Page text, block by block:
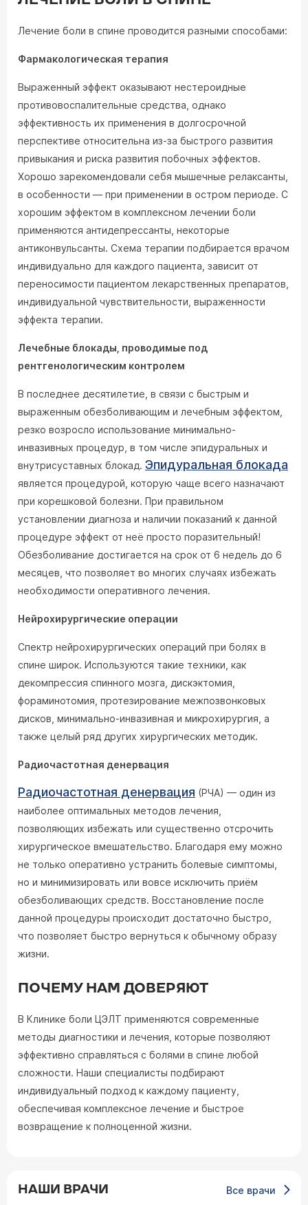
Лечение боли в спине проводится разными способами:
Фармакологическая терапия
Выраженный эффект оказывают нестероидные
противовоспалительные средства, однако
эффективность их применения в долгосрочной
перспективе относительна из-за быстрого развития
привыкания и риска развития побочных эффектов.
Хорошо зарекомендовали себя мышечные релаксанты,
в особенности — при применении в остром периоде. С
хорошим эффектом в комплексном лечении боли
применяются антидепрессанты, некоторые
антиконвульсанты. Схема терапии подбирается врачом
индивидуально для каждого пациента, зависит от
переносимости пациентом лекарственных препаратов,
индивидуальной чувствительности, выраженности
эффекта терапии.
Лечебные блокады, проводимые под
рентгенологическим контролем
В последнее десятилетие, в связи с быстрым и
выраженным обезболивающим и лечебным эффектом,
резко возросло использование минимально-
инвазивных процедур, в том числе эпидуральных и
внутрисуставных блокад. Эпидуральная блокада
является процедурой, которую чаще всего назначают
при корешковой болезни. При правильном
установлении диагноза и наличии показаний к данной
процедуре эффект от неё просто поразительный!
Обезболивание достигается на срок от 6 недель до 6
месяцев, что позволяет во многих случаях избежать
необходимости оперативного лечения.
Нейрохирургические операции
Спектр нейрохирургических операций при болях в
спине широк. Используются такие техники, как
декомпрессия спинного мозга, дискэктомия,
фораминотомия, протезирование межпозвонковых
дисков, минимально-инвазивная и микрохирургия, а
также целый ряд других хирургических методик.
Радиочастотная денервация
Радиочастотная денервация (РЧА) — один из
наиболее оптимальных методов лечения,
позволяющих избежать или существенно отсрочить
хирургическое вмешательство. Благодаря ему можно
не только оперативно устранить болевые симптомы,
но и минимизировать или вовсе исключить приём
обезболивающих средств. Восстановление после
данной процедуры происходит достаточно быстро,
что позволяет быстро вернуться к обычному образу
жизни.
ПОЧЕМУ НАМ ДОВЕРЯЮТ
В Клинике боли ЦЭЛТ применяются современные
методы диагностики и лечения, которые позволяют
эффективно справляться с болями в спине любой
сложности. Наши специалисты подбирают
индивидуальный подход к каждому пациенту,
обеспечивая комплексное лечение и быстрое
возвращение к полноценной жизни.
НАШИ ВРАЧИ Все врачи